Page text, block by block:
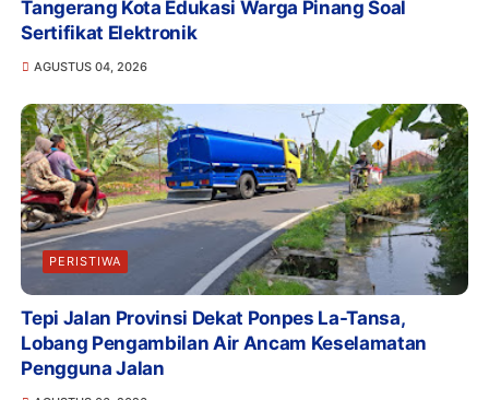
Tangerang Kota Edukasi Warga Pinang Soal
Sertifikat Elektronik
AGUSTUS 04, 2026
PERISTIWA
Tepi Jalan Provinsi Dekat Ponpes La-Tansa,
Lobang Pengambilan Air Ancam Keselamatan
Pengguna Jalan